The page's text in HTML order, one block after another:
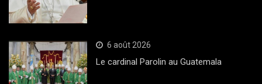
6 août 2026
Le cardinal Parolin au Guatemala